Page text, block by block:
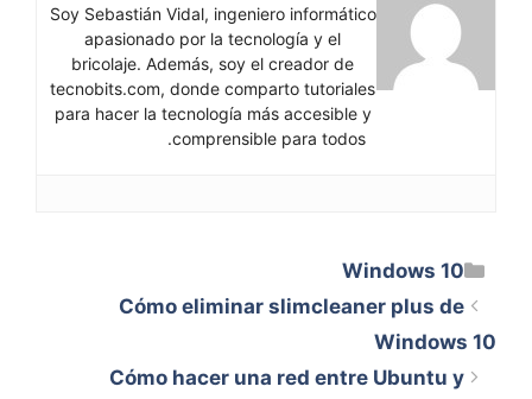
Soy Sebastián Vidal, ingeniero informático
apasionado por la tecnología y el
bricolaje. Además, soy el creador de
tecnobits.com, donde comparto tutoriales
para hacer la tecnología más accesible y
comprensible para todos.
Categorías
Windows 10
Cómo eliminar slimcleaner plus de
Windows 10
Cómo hacer una red entre Ubuntu y